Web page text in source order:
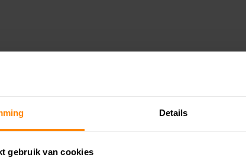
Details
gebruik van cookies